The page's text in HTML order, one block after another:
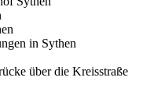
in Sythen
über die Kreisstraße